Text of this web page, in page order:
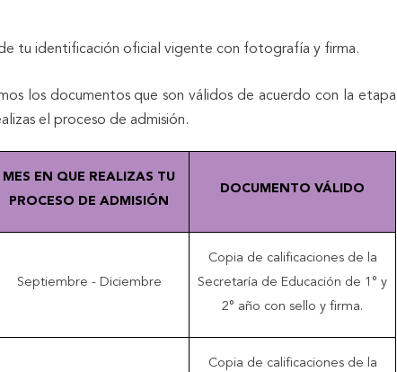
tu identificación oficial vigente con fotografía y firma.
los documentos que son válidos de acuerdo con la etapa
el proceso de admisión.
MES EN QUE REALIZAS TU
PROCESO DE ADMISIÓN
DOCUMENTO VÁLIDO
Septiembre - Diciembre
Copia de calificaciones de la
Secretaría de Educación de 1° y
2° año con sello y firma.
Copia de calificaciones de la